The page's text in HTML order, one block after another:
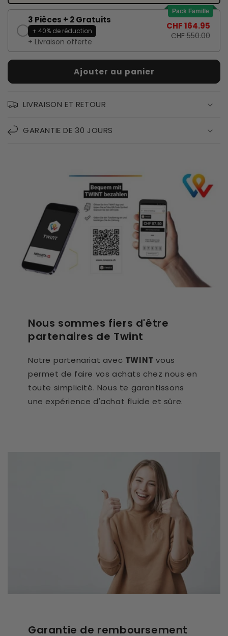
Pack Famille
3 Pièces + 2 Gratuits
+ 40% de réduction
+ Livraison offerte
CHF 164.95
CHF 550.00
Ajouter au panier
LIVRAISON ET RETOUR
GARANTIE DE 30 JOURS
Nous sommes fiers d'être
partenaires de Twint
Notre partenariat avec TWINT vous
permet de faire vos achats chez nous en
toute simplicité. Nous te garantissons
une expérience d'achat fluide et sûre.
Garantie de remboursement